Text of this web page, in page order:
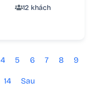
12 khách
4 5 6 7 8 9
14 Sau